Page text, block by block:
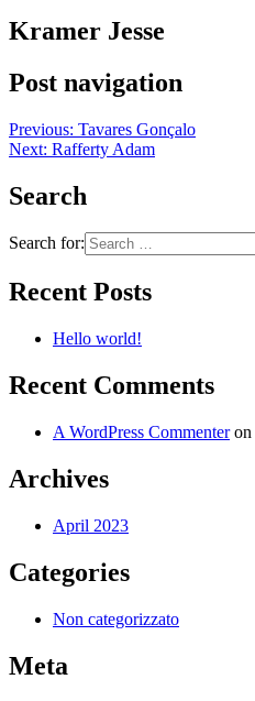
Kramer Jesse
Post navigation
Previous: Tavares Gonçalo
Next: Rafferty Adam
Search
Search for:
Recent Posts
Hello world!
Recent Comments
A WordPress Commenteron
Archives
April 2023
Categories
Non categorizzato
Meta